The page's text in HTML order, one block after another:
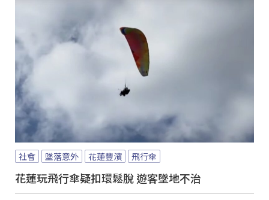
社會 墜落意外 花蓮豐濱 飛行傘
花蓮玩飛行傘疑扣環鬆脫 遊客墜地不治